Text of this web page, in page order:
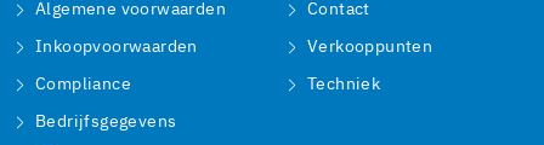
Algemene voorwaarden
Inkoopvoorwaarden
Compliance
Bedrijfsgegevens
Contact
Verkooppunten
Techniek